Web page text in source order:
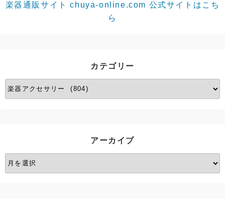
楽器通販サイト chuya-online.com 公式サイトはこち
ら
カテゴリー
カ
テ
アーカイブ
ア
ー